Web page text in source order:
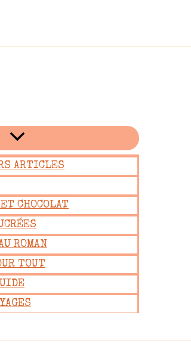
ARTICLES
CHOCOLAT
ROMAN
TOUT